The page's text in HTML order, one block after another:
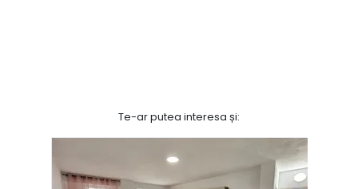
Te-ar putea interesa și: